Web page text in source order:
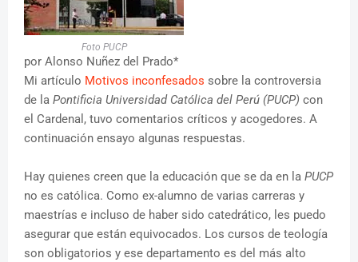
Foto PUCP
por Alonso Nuñez del Prado*
Mi artículo Motivos inconfesados sobre la controversia
de la Pontificia Universidad Católica del Perú (PUCP) con
el Cardenal, tuvo comentarios críticos y acogedores. A
continuación ensayo algunas respuestas.
Hay quienes creen que la educación que se da en la PUCP
no es católica. Como ex-alumno de varias carreras y
maestrías e incluso de haber sido catedrático, les puedo
asegurar que están equivocados. Los cursos de teología
son obligatorios y ese departamento es del más alto